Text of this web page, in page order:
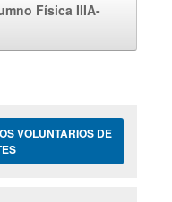
Física IIIA-
VOLUNTARIOS DE